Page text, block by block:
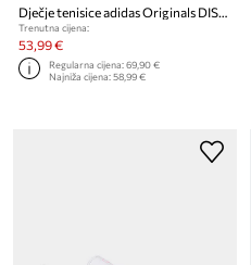
Dječje tenisice adidas Originals DISNEY SUPERSTAR II
Trenutna cijena:
53,99 €
Regularna cijena:69,90 €
Najniža cijena:58,99 €